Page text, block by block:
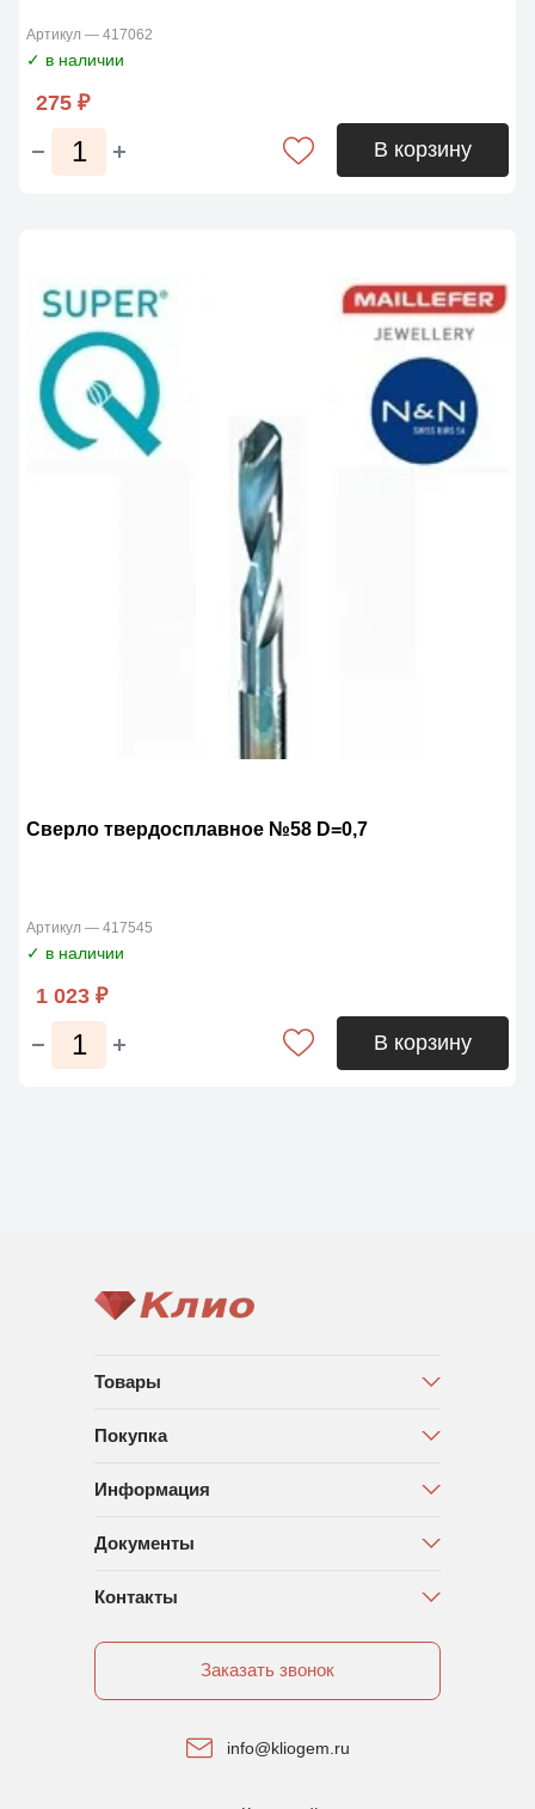
Артикул — 417062
✓ в наличии
275 ₽
В корзину
Сверло твердосплавное №58 D=0,7
Артикул — 417545
✓ в наличии
1 023 ₽
В корзину
Товары
Покупка
Информация
Документы
Контакты
Заказать звонок
info@kliogem.ru